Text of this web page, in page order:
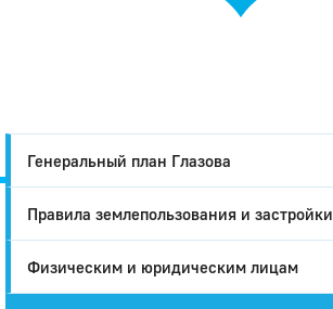
Город
Глазов
Генеральный план Глазова
Правила землепользования и застройки
Физическим и юридическим лицам